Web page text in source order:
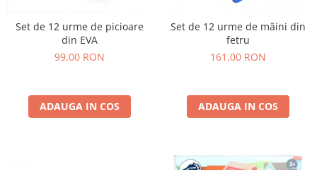
Set de 12 urme de picioare
din EVA
99,00 RON
ADAUGA IN COS
Set de 12 urme de mâini din
fetru
161,00 RON
ADAUGA IN COS